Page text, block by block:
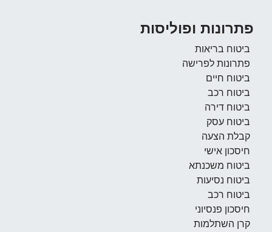
פתרונות ופוליסות
ביטוח בריאות
פתרונות לפרישה
ביטוח חיים
ביטוח רכב
ביטוח דירה
ביטוח עסק
קבלת הצעה
חיסכון אישי
ביטוח משכנתא
ביטוח נסיעות
ביטוח רכב
חיסכון פנסיוני
קרן השתלמות